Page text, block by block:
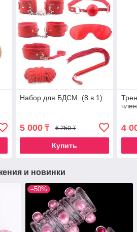
Набор для БДСМ. (8 в 1)
5 000₸ 6 250 ₸
Купить
4
и новинки
–50%